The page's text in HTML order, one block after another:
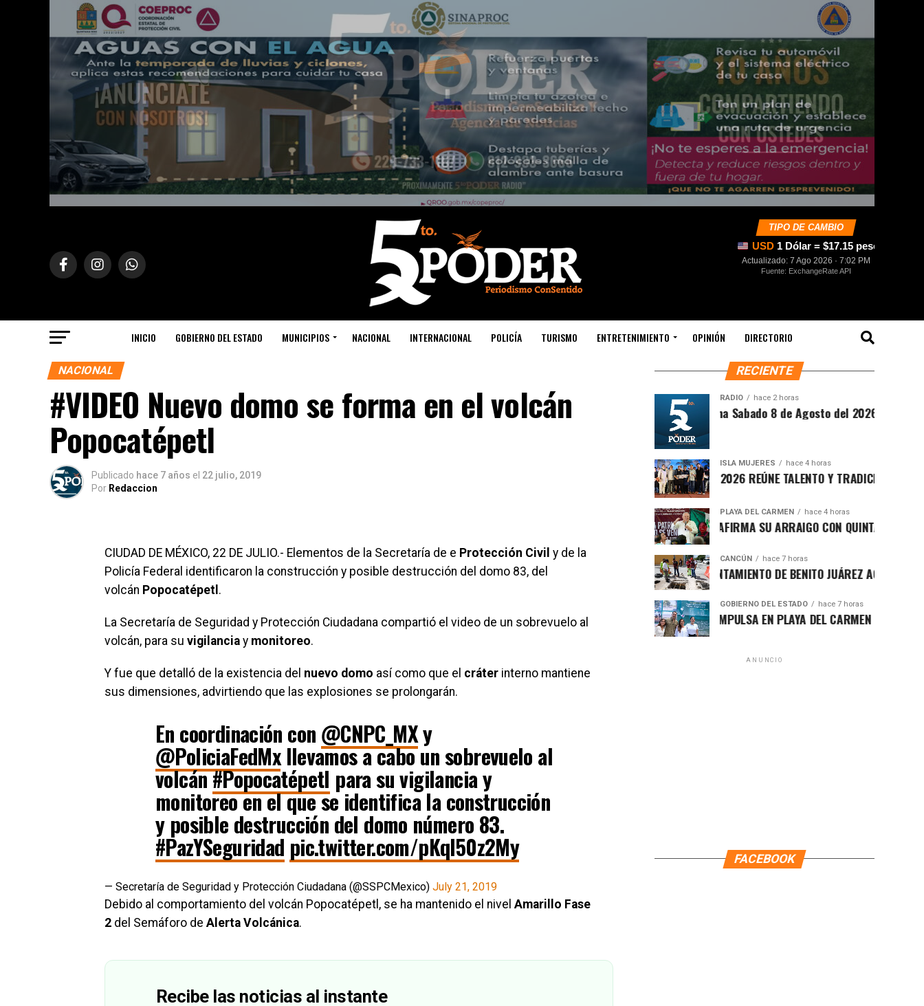
TIPO DE CAMBIO
USD 1 Dólar = $17.15 pesos
Actualizado: 7 Ago 2026 · 7:02 PM
Fuente: ExchangeRate API
INICIO GOBIERNO DEL ESTADO MUNICIPIOS NACIONAL INTERNACIONAL POLICÍA TURISMO ENTRETENIMIENTO OPINIÓN DIRECTORIO
NACIONAL
#VIDEO Nuevo domo se forma en el volcán
Popocatépetl
Publicado hace 7 años el 22 julio, 2019
Por Redaccion
CIUDAD DE MÉXICO, 22 DE JULIO.- Elementos de la Secretaría de e Protección Civil y de la
Policía Federal identificaron la construcción y posible destrucción del domo 83, del
volcán Popocatépetl .
La Secretaría de Seguridad y Protección Ciudadana compartió el video de un sobrevuelo al
volcán, para su vigilancia y monitoreo.
Y fue que detalló de la existencia del nuevo domo así como que el cráter interno mantiene
sus dimensiones, advirtiendo que las explosiones se prolongarán.
En coordinación con @CNPC_MXy
@PoliciaFedMxllevamos a cabo un sobrevuelo al
volcán#Popocatépetl para su vigilancia y
monitoreo en el que se identifica la construcción
y posible destrucción del domo número 83.
#PazYSeguridad pic.twitter.com/pKqI50z2My
— Secretaría de Seguridad y Protección Ciudadana (@SSPCMexico) July 21, 2019
Debido al comportamiento del volcán Popocatépetl, se ha mantenido el nivel Amarillo Fase
2 del Semáforo de Alerta Volcánica.
Recibe las noticias al instante
RECIENTE
RADIO hace 2 horas
Síntesis Matutina Sabado 8 de Agosto del 2026
ISLA MUJERES hace 4 horas
CEVICHE ISLEÑO 2026 REÚNE TALENTO Y TRADICIÓN EN ISLA
PLAYA DEL CARMEN hace 4 horas
RAFA MARÍN REAFIRMA SU ARRAIGO CON QUINTANA ROO Y
CANCÚN hace 7 horas
FORTALECE AYUNTAMIENTO DE BENITO JUÁREZ ACCIONES
GOBIERNO DEL ESTADO hace 7 horas
MARA LEZAMA IMPULSA EN PLAYA DEL CARMEN EL PRIMER
ANUNCIO
FACEBOOK